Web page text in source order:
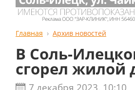
Главная Архив новостей
В Соль-
сгорел жилой
7 декабря 2023, 10:10